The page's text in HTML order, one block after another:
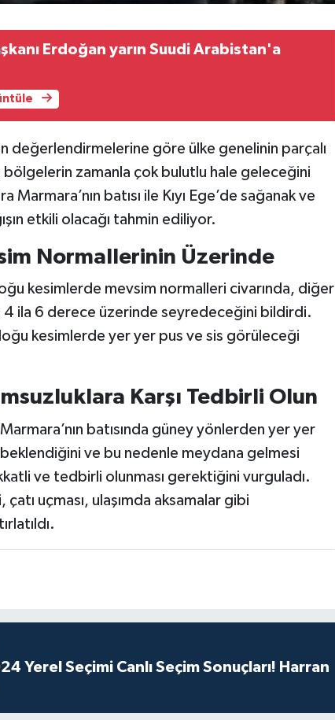
Erdoğan yarın Suudi Arabistan'a
değerlendirmelerine göre ülke genelinin parçalı
bölgelerin zamanla çok bulutlu hale geleceğini
batısı ile Kıyı Ege’de sağanak ve
etkili olacağı tahmin ediliyor.
Normallerinin Üzerinde
kesimlerde mevsim normalleri civarında, diğer
ila 6 derece üzerinde seyredeceğini bildirdi.
kesimlerde yer yer pus ve sis görüleceği
Karşı Tedbirli Olun
batısında güney yönlerden yer yer
ve bu nedenle meydana gelmesi
ve tedbirli olunması gerektiğini vurguladı.
uçması, ulaşımda aksamalar gibi
Yerel Seçimi Canlı Seçim Sonuçları! Harran